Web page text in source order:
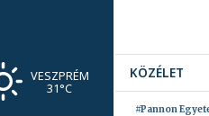
VESZPRÉM
31°C
KÖZÉLET
#Pannon